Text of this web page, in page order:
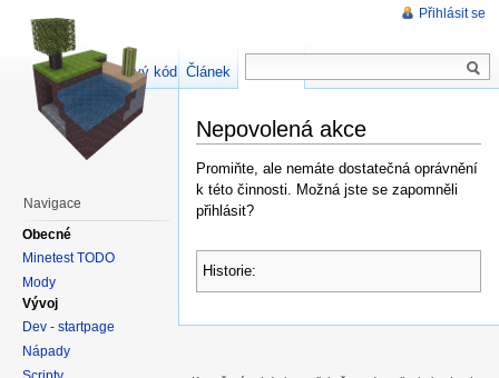
Nepovolená akce
Promiňte, ale nemáte dostatečná oprávnění
k této činnosti. Možná jste se zapomněli
přihlásit?
Historie:
Přihlásit se
Článek
Zdrojový kód stránky
Navigace
Obecné
Minetest TODO
Mody
Vývoj
Dev - startpage
Nápady